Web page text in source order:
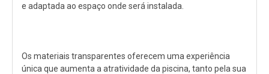
e adaptada ao espaço onde será instalada.
Os materiais transparentes oferecem uma experiência
única que aumenta a atratividade da piscina, tanto pela sua